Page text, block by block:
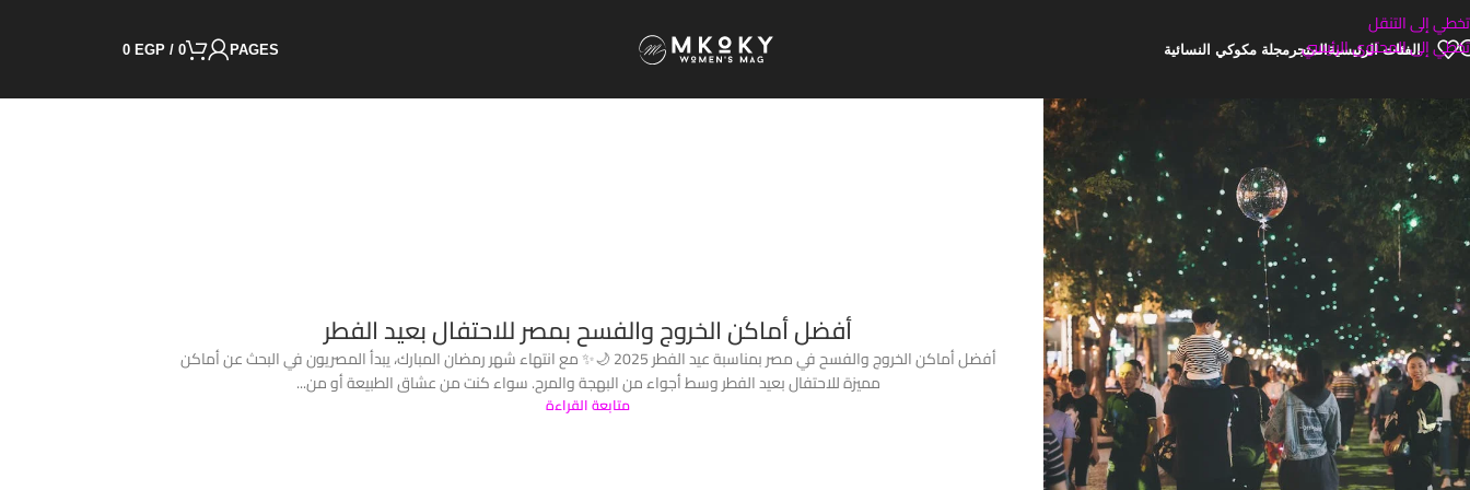
تخطي إلى التنقل
تخطي إلى المحتوى الرئيسي
الفئات الرئيسيةالمتجر مجلة مكوكي النسائية PAGES
0
/
0 EGP
أفضل أماكن الخروج والفسح بمصر للاحتفال بعيد الفطر
أفضل أماكن الخروج والفسح في مصر بمناسبة عيد الفطر 2025 🌙✨ مع انتهاء شهر رمضان المبارك، يبدأ المصريون في البحث عن أماكن
مميزة للاحتفال بعيد الفطر وسط أجواء من البهجة والمرح. سواء كنت من عشاق الطبيعة أو من...
متابعة القراءة